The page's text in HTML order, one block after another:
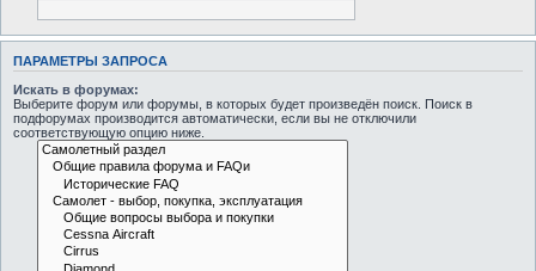
ПАРАМЕТРЫ ЗАПРОСА
Искать в форумах:
Выберите форум или форумы, в которых будет произведён поиск. Поиск в
подфорумах производится автоматически, если вы не отключили
соответствующую опцию ниже.